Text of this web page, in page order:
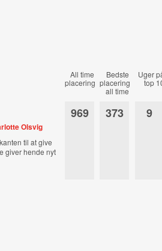
All time
placering
Bedste
placering
all time
Uger
top
Olsvig
til at give
giver hende nyt
969 373 9